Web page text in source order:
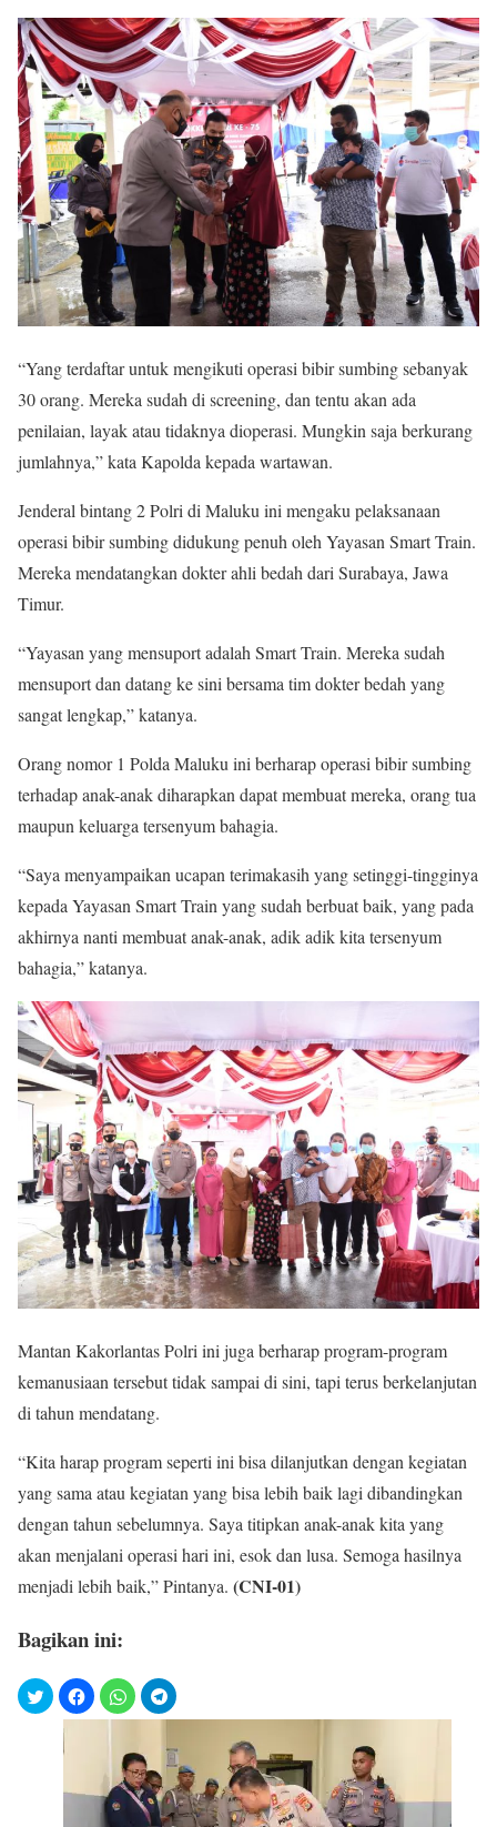
“Yang terdaftar untuk mengikuti operasi bibir sumbing sebanyak
30 orang. Mereka sudah di screening, dan tentu akan ada
penilaian, layak atau tidaknya dioperasi. Mungkin saja berkurang
jumlahnya,” kata Kapolda kepada wartawan.
Jenderal bintang 2 Polri di Maluku ini mengaku pelaksanaan
operasi bibir sumbing didukung penuh oleh Yayasan Smart Train.
Mereka mendatangkan dokter ahli bedah dari Surabaya, Jawa
Timur.
“Yayasan yang mensuport adalah Smart Train. Mereka sudah
mensuport dan datang ke sini bersama tim dokter bedah yang
sangat lengkap,” katanya.
Orang nomor 1 Polda Maluku ini berharap operasi bibir sumbing
terhadap anak-anak diharapkan dapat membuat mereka, orang tua
maupun keluarga tersenyum bahagia.
“Saya menyampaikan ucapan terimakasih yang setinggi-tingginya
kepada Yayasan Smart Train yang sudah berbuat baik, yang pada
akhirnya nanti membuat anak-anak, adik adik kita tersenyum
bahagia,” katanya.
Mantan Kakorlantas Polri ini juga berharap program-program
kemanusiaan tersebut tidak sampai di sini, tapi terus berkelanjutan
di tahun mendatang.
“Kita harap program seperti ini bisa dilanjutkan dengan kegiatan
yang sama atau kegiatan yang bisa lebih baik lagi dibandingkan
dengan tahun sebelumnya. Saya titipkan anak-anak kita yang
akan menjalani operasi hari ini, esok dan lusa. Semoga hasilnya
menjadi lebih baik,” Pintanya. (CNI-01)
Bagikan ini: